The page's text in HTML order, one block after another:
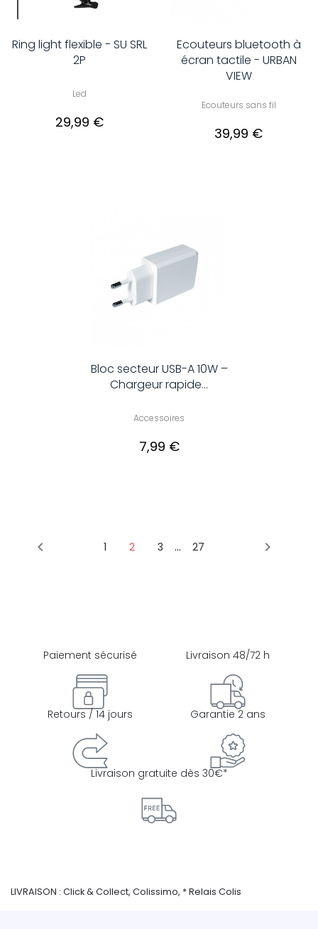
Ring light flexible - SU SRL
2P
Led
29,99 €
Ecouteurs bluetooth à
écran tactile - URBAN
VIEW
Ecouteurs sans fil
39,99 €
Bloc secteur USB-A 10W –
Chargeur rapide...
Accessoires
7,99 €
 1 2 3 … 27 
Paiement sécurisé Livraison 48/72 h
Retours / 14 jours Garantie 2 ans
Livraison gratuite dès 30€*
LIVRAISON : Click & Collect, Colissimo, * Relais Colis